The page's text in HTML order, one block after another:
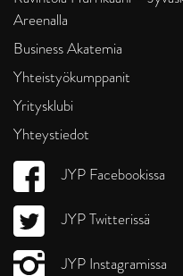
Areenalla
Business Akatemia
Yhteistyökumppanit
Yritysklubi
Yhteystiedot
JYP Facebookissa
JYP Twitterissä
JYP Instagramissa